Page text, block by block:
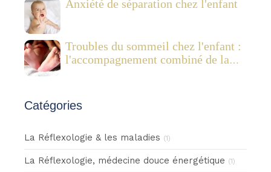
Anxiété de séparation chez l'enfant
Troubles du sommeil chez l'enfant :
l'accompagnement combiné de la
Catégories
La Réflexologie & les maladies (1)
La Réflexologie, médecine douce énergétique (1)